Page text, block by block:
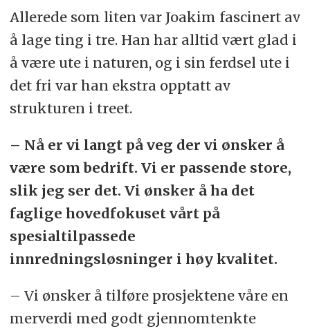
Allerede som liten var Joakim fascinert av
å lage ting i tre. Han har alltid vært glad i
å være ute i naturen, og i sin ferdsel ute i
det fri var han ekstra opptatt av
strukturen i treet.
– Nå er vi langt på veg der vi ønsker å
være som bedrift. Vi er passende store,
slik jeg ser det. Vi ønsker å ha det
faglige hovedfokuset vårt på
spesialtilpassede
innredningsløsninger i høy kvalitet.
– Vi ønsker å tilføre prosjektene våre en
merverdi med godt gjennomtenkte